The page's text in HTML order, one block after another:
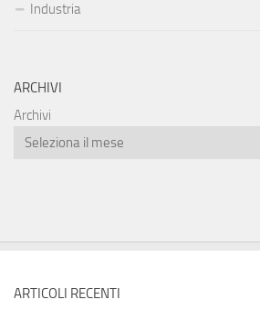
Industria
ARCHIVI
Archivi
ARTICOLI RECENTI